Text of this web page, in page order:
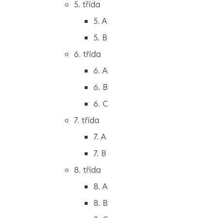
2. B
3. A
4. A
5. A
5. třída
5. A
5. B
6. třída
6. A
6. B
6. C
7. třída
7. A
7. B
8. třída
8. A
8. B